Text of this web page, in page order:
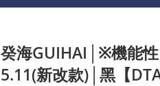
癸海GUIHAI│※機能
5.11(新改款)│黑【